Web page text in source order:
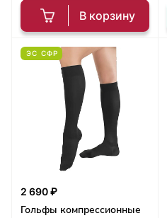
В корзину
ЭС СФР
2 690 ₽
Гольфы компрессионные